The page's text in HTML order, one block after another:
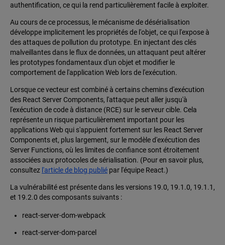
authentification, ce qui la rend particulièrement facile à exploiter.
Au cours de ce processus, le mécanisme de désérialisation
développe implicitement les propriétés de l'objet, ce qui l'expose à
des attaques de pollution du prototype. En injectant des clés
malveillantes dans le flux de données, un attaquant peut altérer
les prototypes fondamentaux d'un objet et modifier le
comportement de l'application Web lors de l'exécution.
Lorsque ce vecteur est combiné à certains chemins d'exécution
des React Server Components, l'attaque peut aller jusqu'à
l'exécution de code à distance (RCE) sur le serveur cible. Cela
représente un risque particulièrement important pour les
applications Web qui s'appuient fortement sur les React Server
Components et, plus largement, sur le modèle d'exécution des
Server Functions, où les limites de confiance sont étroitement
associées aux protocoles de sérialisation. (Pour en savoir plus,
consultez l'article de blog publié par l'équipe React.)
La vulnérabilité est présente dans les versions 19.0, 19.1.0, 19.1.1,
et 19.2.0 des composants suivants :
react-server-dom-webpack
react-server-dom-parcel